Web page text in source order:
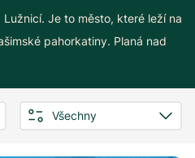
Je to město, které leží na
pahorkatiny. Planá nad
Všechny